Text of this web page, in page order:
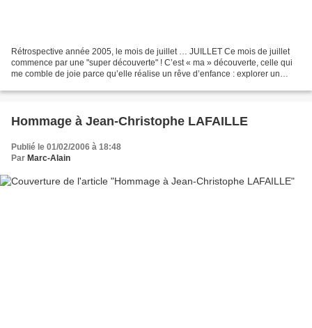
Rétrospective année 2005, le mois de juillet … JUILLET Ce mois de juillet
commence par une "super découverte" ! C’est « ma » découverte, celle qui
me comble de joie parce qu’elle réalise un rêve d’enfance : explorer un
Hommage à Jean-Christophe LAFAILLE
Publié le 01/02/2006 à 18:48
Par Marc-Alain